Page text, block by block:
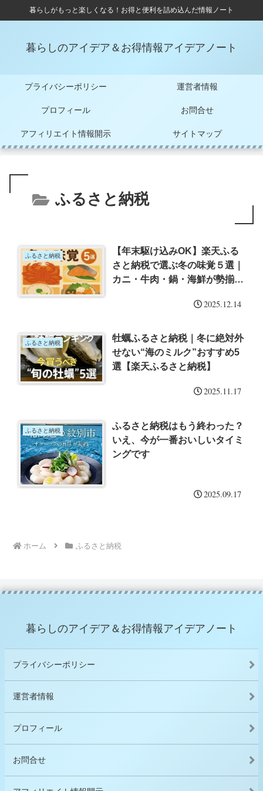
暮らしがもっと楽しくなる！お得と便利を詰め込んだ情報ノート
暮らしのアイデア＆お得情報アイデアノート
プライバシーポリシー 運営者情報
プロフィール お問合せ
アフィリエイト情報開示 サイトマップ
ふるさと納税
ふるさと納税
【年末駆け込みOK】楽天ふる
さと納税で選ぶ冬の味覚５選｜
カニ・牛肉・鍋・海鮮が勢揃
2025.12.14
ふるさと納税
牡蠣ふるさと納税｜冬に絶対外
せない“海のミルク”おすすめ5
選【楽天ふるさと納税】
2025.11.17
ふるさと納税
ふるさと納税はもう終わった？
いえ、今が一番おいしいタイミ
ングです
2025.09.17
ホーム ふるさと納税
暮らしのアイデア＆お得情報アイデアノート
プライバシーポリシー
運営者情報
プロフィール
お問合せ